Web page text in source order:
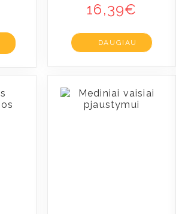
16,39€
DAUGIAU